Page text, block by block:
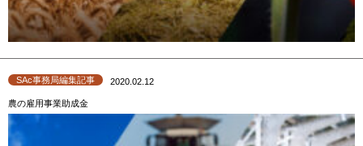
SAc事務局編集記事 2020.02.12
農の雇用事業助成金